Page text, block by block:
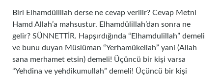
Biri Elhamdülillah derse ne cevap verilir? Cevap Metni
Hamd Allah’a mahsustur. Elhamdülillah’dan sonra ne
gelir? SÜNNETTİR. Hapşırdığında “Elhamdulillah” demeli
ve bunu duyan Müslüman “Yerhamükellah” yani (Allah
sana merhamet etsin) demeli! Üçüncü bir kişi varsa
“Yehdina ve yehdikumullah” demeli! Üçüncü bir kişi